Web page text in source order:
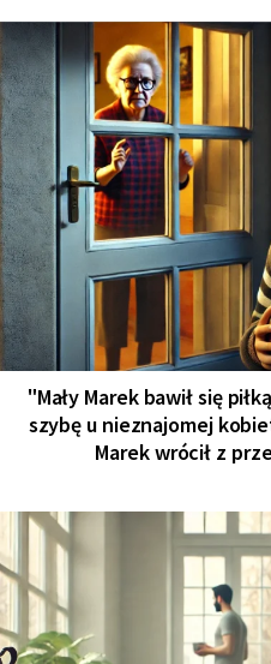
"Mały Marek bawił się
szybę u nieznajomej
Marek wrócił z